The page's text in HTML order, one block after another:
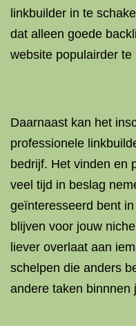
linkbuilder in te
dat alleen goede
website populairder
Daarnaast kan het
professionele
bedrijf. Het vinden en
veel tijd in beslag
geïnteresseerd bent
blijven voor jouw
liever overlaat aan
schelpen die anders
andere taken binnnen